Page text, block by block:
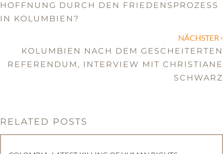
HOFFNUNG DURCH DEN FRIEDENSPROZESS
IN KOLUMBIEN?
NÄCHSTER ›
KOLUMBIEN NACH DEM GESCHEITERTEN
REFERENDUM, INTERVIEW MIT CHRISTIANE
SCHWARZ
RELATED POSTS